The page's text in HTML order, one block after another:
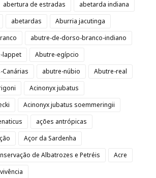
abertura de estradas
abetarda indiana
abetardas
Aburria jacutinga
abutre-de-dorso-branco-indiano
lappet
Abutre-egípcio
abutre-núbio
Abutre-real
Acinonyx jubatus
Acinonyx jubatus soemmeringii
ações antrópicas
Açor da Sardenha
de Albatrozes e Petréis
Acre